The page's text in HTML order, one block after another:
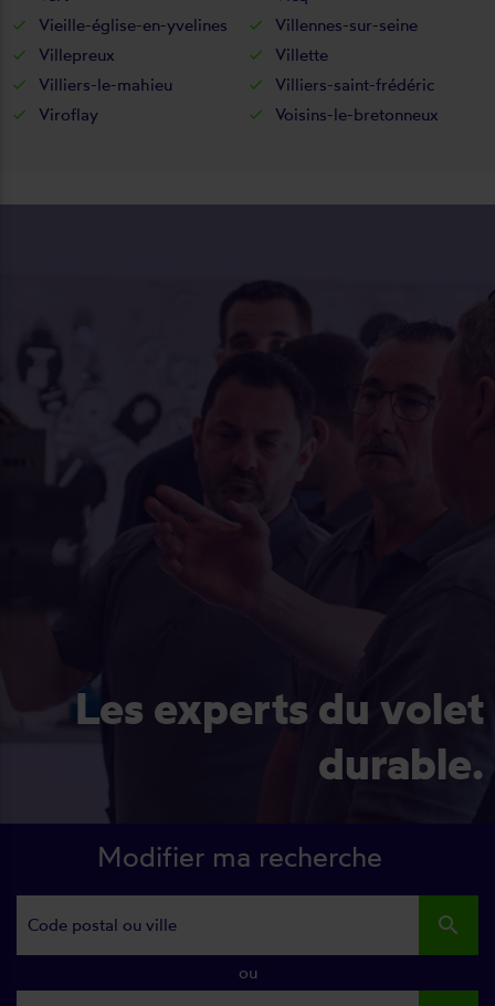
Vieille-église-en-yvelines
Villennes-sur-seine
Villepreux
Villette
Villiers-le-mahieu
Villiers-saint-frédéric
Viroflay
Voisins-le-bretonneux
Les experts du volet
durable.
Modifier ma recherche
search
ou